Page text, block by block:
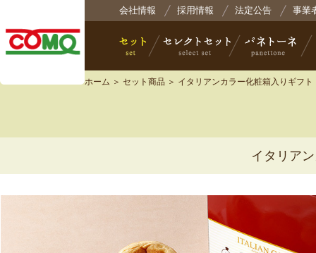
株式会社コモ
会社情報 採用情報 法定公告 事業
ホーム ＞ セット商品 ＞ イタリアンカラー化粧箱入りギフト
イタリア